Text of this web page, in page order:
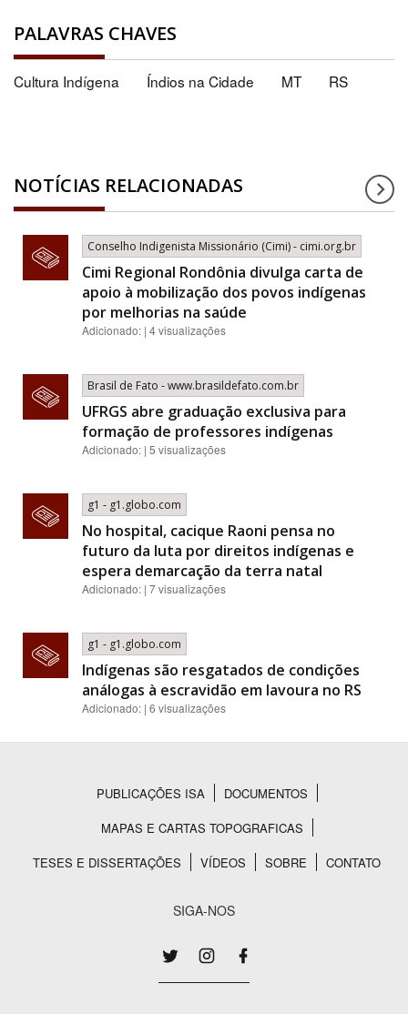
PALAVRAS CHAVES
Cultura Indígena Índios na Cidade MT RS
NOTÍCIAS RELACIONADAS
Conselho Indigenista Missionário (Cimi) - cimi.org.br
Cimi Regional Rondônia divulga carta de
apoio à mobilização dos povos indígenas
por melhorias na saúde
Adicionado: | 4 visualizações
Brasil de Fato - www.brasildefato.com.br
UFRGS abre graduação exclusiva para
formação de professores indígenas
Adicionado: | 5 visualizações
g1 - g1.globo.com
No hospital, cacique Raoni pensa no
futuro da luta por direitos indígenas e
espera demarcação da terra natal
Adicionado: | 7 visualizações
g1 - g1.globo.com
Indígenas são resgatados de condições
análogas à escravidão em lavoura no RS
Adicionado: | 6 visualizações
Rodapé
PUBLICAÇÕES ISA
DOCUMENTOS
MAPAS E CARTAS TOPOGRAFICAS
TESES E DISSERTAÇÕES
VÍDEOS SOBRE CONTATO
SIGA-NOS